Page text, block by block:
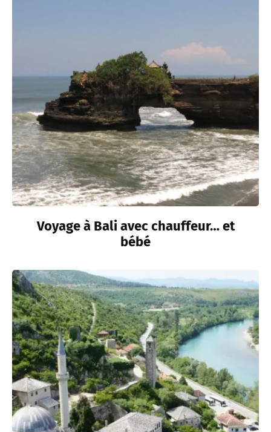
Voyage à Bali avec chauffeur… et
bébé